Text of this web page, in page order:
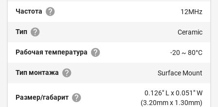
Частота 12MHz
Тип Ceramic
Рабочая температура -20 ~ 80°C
Тип монтажа Surface Mount
Размер/габарит
0.126" L x 0.051" W
(3.20mm x 1.30mm)